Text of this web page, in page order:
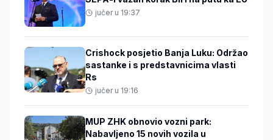
jučer u 19:37
Crishock posjetio Banja Luku: Održao
sastanke i s predstavnicima vlasti
Rs
jučer u 19:16
MUP ZHK obnovio vozni park:
Nabavljeno 15 novih vozila u